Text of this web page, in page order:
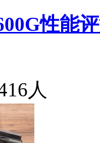
性能
人